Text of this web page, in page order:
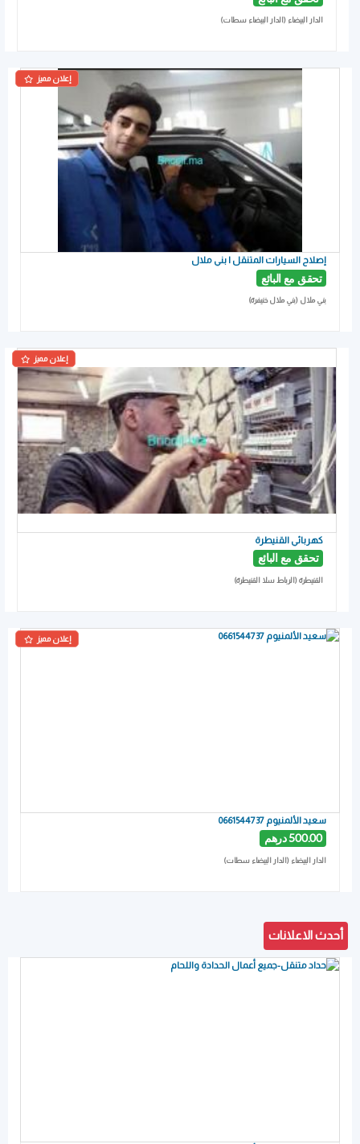
الدار البيضاء (الدار البيضاء سطات)
إعلان مميز
إصلاح السيارات المتنقل | بني ملال
تحقق مع البائع
بني ملال (بني ملال خنيفرة)
إعلان مميز
كهربائي القنيطرة
تحقق مع البائع
القنيطرة (الرباط سلا القنيطرة)
إعلان مميز
سعيد الألمنيوم 0661544737
500.00 درهم
الدار البيضاء (الدار البيضاء سطات)
أحدث الاعلانات